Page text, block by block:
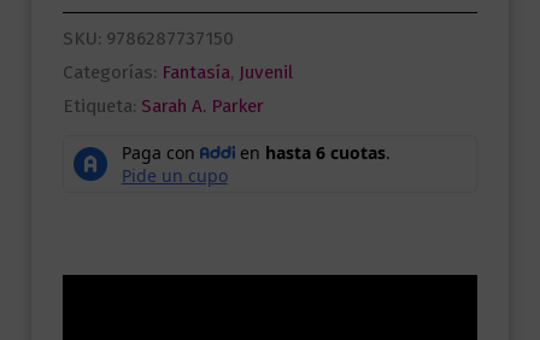
SKU: 9786287737150
Categorías: Fantasía, Juvenil
Etiqueta: Sarah A. Parker